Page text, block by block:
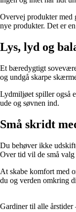
Overvej produkter med
nye produkter. Det er
Lys, lyd og
Et bæredygtigt
og undgå skarpe
Lydmiljøet spiller også
ude og søvnen ind.
Små skridt
Du behøver ikke
Over tid vil de små
At skabe komfort med
du og verden omkring
Gardiner til alle årstider